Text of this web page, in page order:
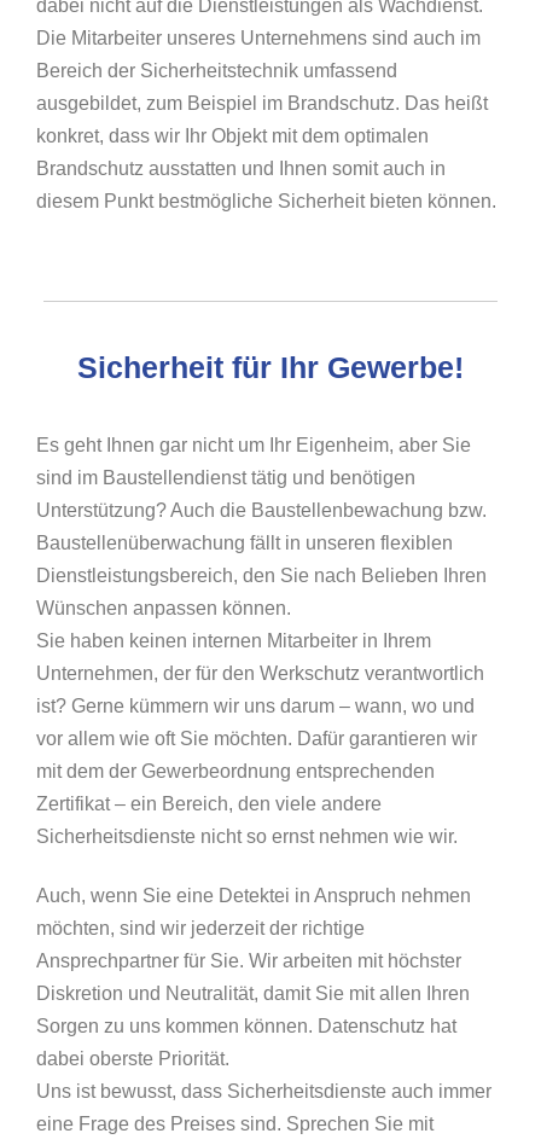
dabei nicht auf die Dienstleistungen als Wachdienst.
Die Mitarbeiter unseres Unternehmens sind auch im
Bereich der Sicherheitstechnik umfassend
ausgebildet, zum Beispiel im Brandschutz. Das heißt
konkret, dass wir Ihr Objekt mit dem optimalen
Brandschutz ausstatten und Ihnen somit auch in
diesem Punkt bestmögliche Sicherheit bieten können.
Sicherheit für Ihr Gewerbe!
Es geht Ihnen gar nicht um Ihr Eigenheim, aber Sie
sind im Baustellendienst tätig und benötigen
Unterstützung? Auch die Baustellenbewachung bzw.
Baustellenüberwachung fällt in unseren flexiblen
Dienstleistungsbereich, den Sie nach Belieben Ihren
Wünschen anpassen können.
Sie haben keinen internen Mitarbeiter in Ihrem
Unternehmen, der für den Werkschutz verantwortlich
ist? Gerne kümmern wir uns darum – wann, wo und
vor allem wie oft Sie möchten. Dafür garantieren wir
mit dem der Gewerbeordnung entsprechenden
Zertifikat – ein Bereich, den viele andere
Sicherheitsdienste nicht so ernst nehmen wie wir.
Auch, wenn Sie eine Detektei in Anspruch nehmen
möchten, sind wir jederzeit der richtige
Ansprechpartner für Sie. Wir arbeiten mit höchster
Diskretion und Neutralität, damit Sie mit allen Ihren
Sorgen zu uns kommen können. Datenschutz hat
dabei oberste Priorität.
Uns ist bewusst, dass Sicherheitsdienste auch immer
eine Frage des Preises sind. Sprechen Sie mit